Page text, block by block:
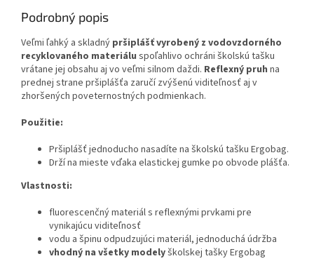
Podrobný popis
Veľmi ľahký a skladný pršiplášť vyrobený z vodovzdorného
recyklovaného materiálu spoľahlivo ochráni školskú tašku
vrátane jej obsahu aj vo veľmi silnom daždi. Reflexný pruh na
prednej strane pršiplášťa zaručí zvýšenú viditeľnosť aj v
zhoršených poveternostných podmienkach.
Použitie:
Pršiplášť jednoducho nasadíte na školskú tašku Ergobag.
Drží na mieste vďaka elastickej gumke po obvode plášťa.
Vlastnosti:
fluorescenčný materiál s reflexnými prvkami pre
vynikajúcu viditeľnosť
vodu a špinu odpudzujúci materiál, jednoduchá údržba
vhodný na všetky modelyškolskej tašky Ergobag